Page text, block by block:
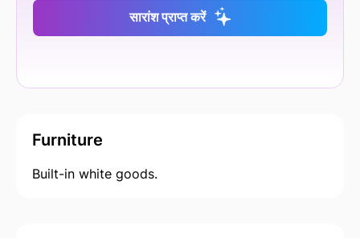
सारांश प्राप्त करें
Furniture
Built-in white goods.